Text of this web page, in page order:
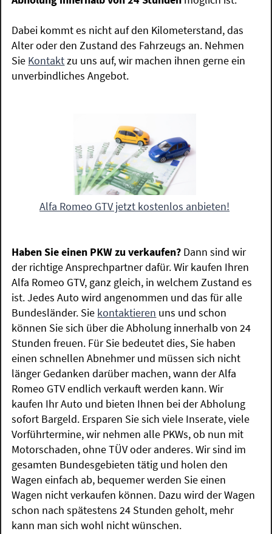
Dabei kommt es nicht auf den Kilometerstand, das
Alter oder den Zustand des Fahrzeugs an. Nehmen
Sie Kontaktzu uns auf, wir machen ihnen gerne ein
unverbindliches Angebot.
Alfa Romeo GTV jetzt kostenlos anbieten!
Haben Sie einen PKW zu verkaufen? Dann sind wir
der richtige Ansprechpartner dafür. Wir kaufen Ihren
Alfa Romeo GTV, ganz gleich, in welchem Zustand es
ist. Jedes Auto wird angenommen und das für alle
Bundesländer. Sie kontaktieren uns und schon
können Sie sich über die Abholung innerhalb von 24
Stunden freuen. Für Sie bedeutet dies, Sie haben
einen schnellen Abnehmer und müssen sich nicht
länger Gedanken darüber machen, wann der Alfa
Romeo GTV endlich verkauft werden kann. Wir
kaufen Ihr Auto und bieten Ihnen bei der Abholung
sofort Bargeld. Ersparen Sie sich viele Inserate, viele
Vorführtermine, wir nehmen alle PKWs, ob nun mit
Motorschaden, ohne TÜV oder anderes. Wir sind im
gesamten Bundesgebieten tätig und holen den
Wagen einfach ab, bequemer werden Sie einen
Wagen nicht verkaufen können. Dazu wird der Wagen
schon nach spätestens 24 Stunden geholt, mehr
kann man sich wohl nicht wünschen.